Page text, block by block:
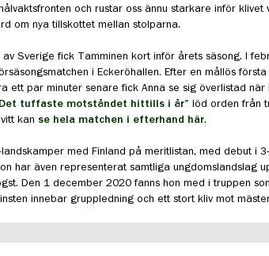
och rustar oss ännu starkare inför klivet
om nya tillskottet mellan stolparna.
Sverige fick Tamminen kort inför årets säsong. I
i Eckeröhallen. Efter en mållös
ett par minuter senare fick Anna se sig överlistad
tuffaste motståndet hittills i år” löd orden från
kan se hela matchen i efterhand här.
landskamper med Finland på meritlistan, med debut i
har även representerat samtliga ungdomslandslag
Den 1 december 2020 fanns hon med i truppen
innebar gruppledning och ett stort kliv mot